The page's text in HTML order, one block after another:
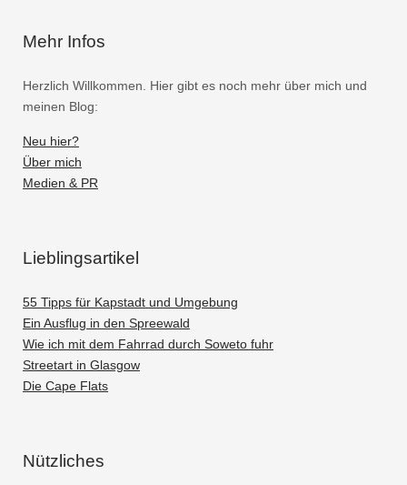
Mehr Infos
Herzlich Willkommen. Hier gibt es noch mehr über mich und
meinen Blog:
Neu hier?
Über mich
Medien & PR
Lieblingsartikel
55 Tipps für Kapstadt und Umgebung
Ein Ausflug in den Spreewald
Wie ich mit dem Fahrrad durch Soweto fuhr
Streetart in Glasgow
Die Cape Flats
Nützliches